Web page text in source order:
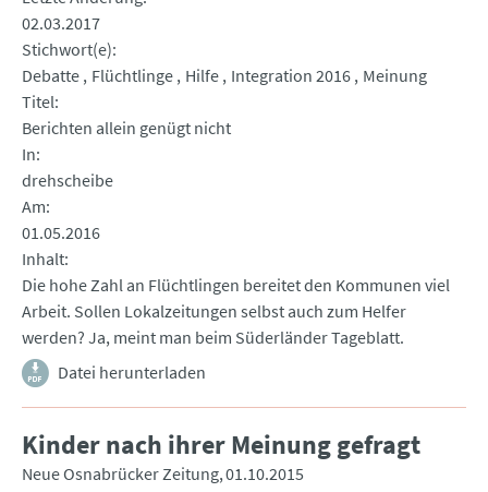
02.03.2017
Stichwort(e)
Debatte Flüchtlinge Hilfe Integration 2016 Meinung
Titel
Berichten allein genügt nicht
In
drehscheibe
Am
01.05.2016
Inhalt
Die hohe Zahl an Flüchtlingen bereitet den Kommunen viel
Arbeit. Sollen Lokalzeitungen selbst auch zum Helfer
werden? Ja, meint man beim Süderländer Tageblatt.
Datei herunterladen
Kinder nach ihrer Meinung gefragt
Neue Osnabrücker Zeitung 01.10.2015